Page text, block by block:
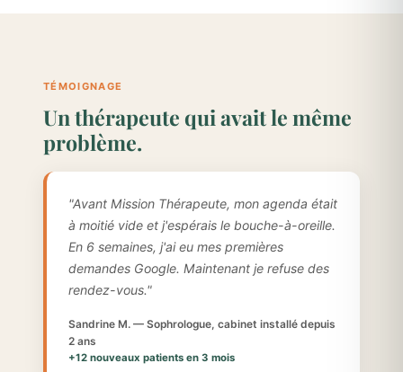
TÉMOIGNAGE
Un thérapeute qui avait le même
problème.
"Avant Mission Thérapeute, mon agenda était
à moitié vide et j'espérais le bouche-à-oreille.
En 6 semaines, j'ai eu mes premières
demandes Google. Maintenant je refuse des
rendez-vous."
Sandrine M. — Sophrologue, cabinet installé depuis
2 ans
+12 nouveaux patients en 3 mois